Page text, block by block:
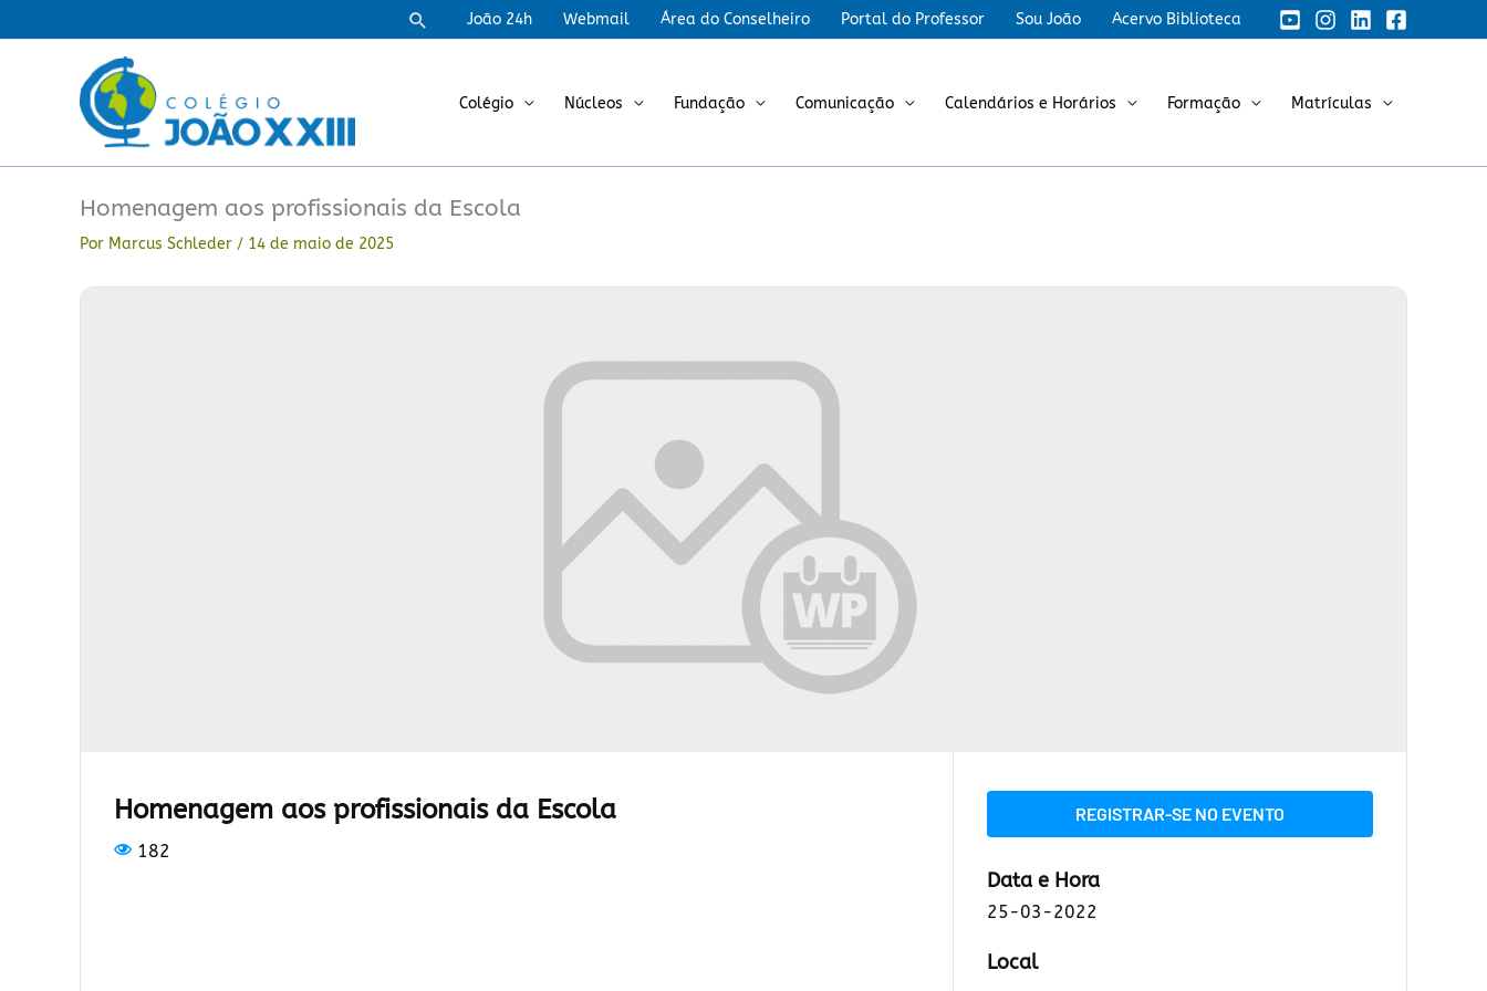
para
PesquisarJoão 24h Webmail Área do Conselheiro Portal do Professor Sou João Acervo Biblioteca
Colégio Núcleos Fundação Comunicação Calendários e Horários Formação Matrículas
Homenagem aos profissionais da Escola
Por Marcus Schleder / 14 de maio de 2025
Homenagem aos profissionais da Escola
182
REGISTRAR-SE NO EVENTO
Data e Hora
25-03-2022
Local